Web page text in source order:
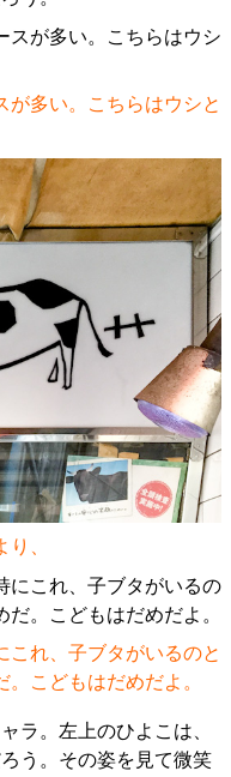
が多い。こちらはウシと
、
これ、子ブタがいるのと
こどもはだめだよ。
ラ。左上のひよこは、
う。その姿を見て微笑